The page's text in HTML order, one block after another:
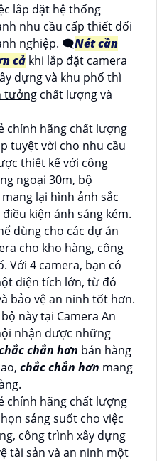
lắp đặt hệ thống
nhu cầu cấp thiết đối
nghiệp. 🗨️Nét cần
cả khi lắp đặt camera
dựng và khu phố thì
tưởng chất lượng và
chính hãng chất lượng
tuyệt vời cho nhu cầu
thiết kế với công
ngoại 30m, bộ
mang lại hình ảnh sắc
kiện ánh sáng kém.
dùng cho các dự án
cho kho hàng, công
Với 4 camera, bạn có
diện tích lớn, từ đó
bảo vệ an ninh tốt hơn.
này tại Camera An
nhận được những
chắn hơn bán hàng
chắc chắn hơn mang
chính hãng chất lượng
sáng suốt cho việc
công trình xây dựng
tài sản và an ninh một